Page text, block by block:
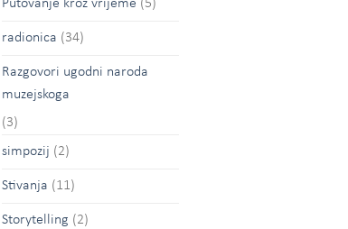
Putovanje kroz vrijeme (5)
radionica (34)
Razgovori ugodni naroda
muzejskoga
(3)
simpozij (2)
Stivanja (11)
Storytelling (2)